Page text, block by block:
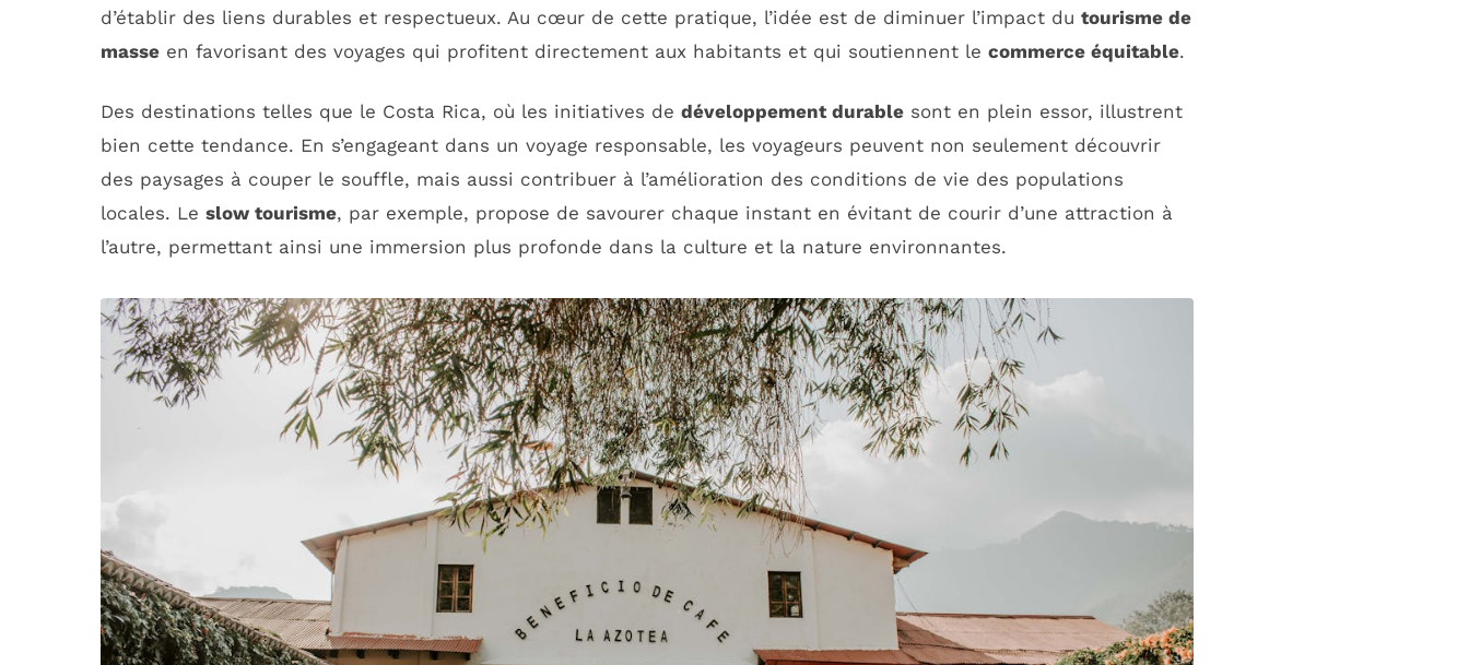
d’établir des liens durables et respectueux. Au cœur de cette pratique, l’idée est de diminuer l’impact du tourisme de
masse en favorisant des voyages qui profitent directement aux habitants et qui soutiennent le commerce équitable.
Des destinations telles que le Costa Rica, où les initiatives de développement durable sont en plein essor, illustrent
bien cette tendance. En s’engageant dans un voyage responsable, les voyageurs peuvent non seulement découvrir
des paysages à couper le souffle, mais aussi contribuer à l’amélioration des conditions de vie des populations
locales. Le slow tourisme, par exemple, propose de savourer chaque instant en évitant de courir d’une attraction à
l’autre, permettant ainsi une immersion plus profonde dans la culture et la nature environnantes.